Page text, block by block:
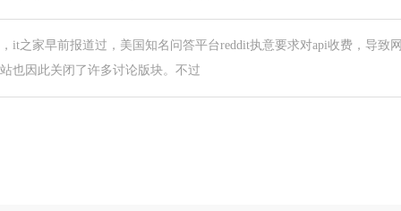
，it之家早前报道过，美国知名问答平台reddit执意要求对api收费，导致
站也因此关闭了许多讨论版块。不过